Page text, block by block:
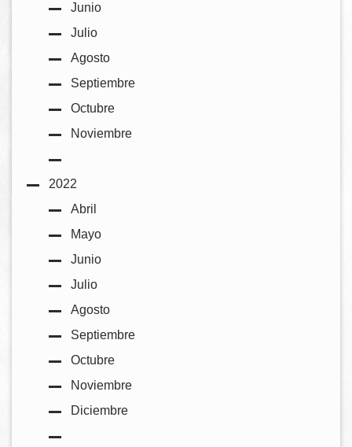
Junio
Julio
Agosto
Septiembre
Octubre
Noviembre
2022
Abril
Mayo
Junio
Julio
Agosto
Septiembre
Octubre
Noviembre
Diciembre